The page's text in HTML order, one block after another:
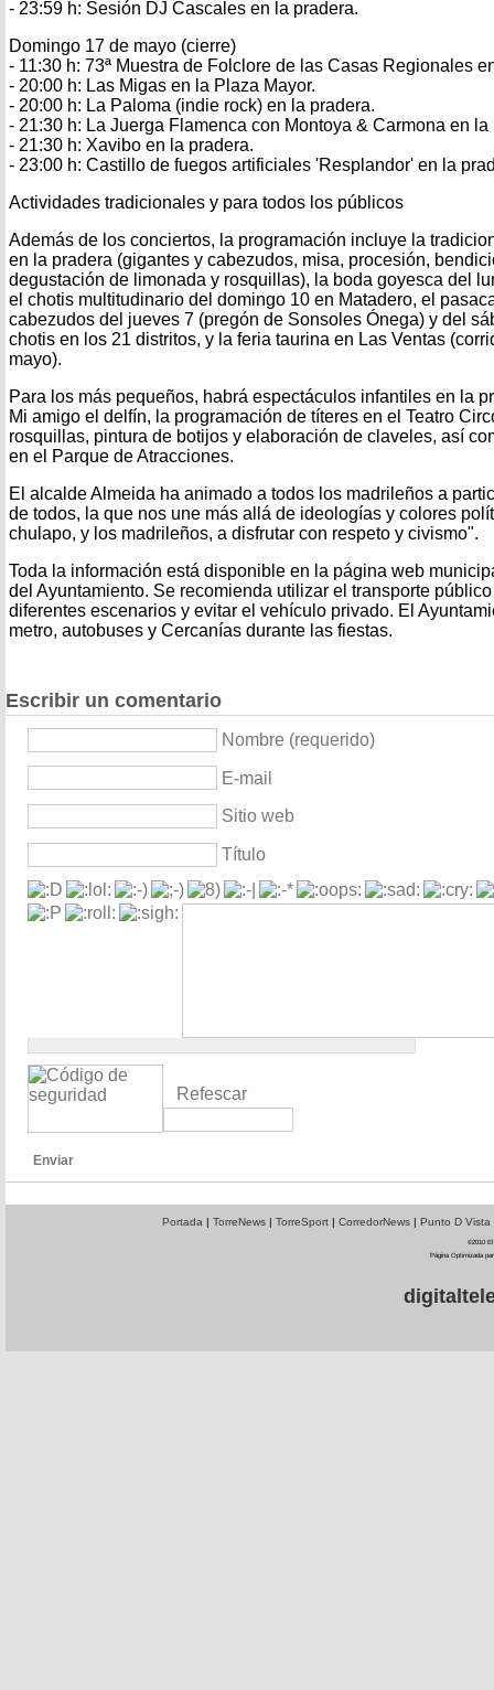
- 23:59 h: Sesión DJ Cascales en la pradera.
Domingo 17 de mayo (cierre)
- 11:30 h: 73ª Muestra de Folclore de las Casas Regionales
- 20:00 h: Las Migas en la Plaza Mayor.
- 20:00 h: La Paloma (indie rock) en la pradera.
- 21:30 h: La Juerga Flamenca con Montoya & Carmona en la
- 21:30 h: Xavibo en la pradera.
- 23:00 h: Castillo de fuegos artificiales 'Resplandor' en la
Actividades tradicionales y para todos los públicos
Además de los conciertos, la programación incluye la
en la pradera (gigantes y cabezudos, misa, procesión,
degustación de limonada y rosquillas), la boda goyesca del
el chotis multitudinario del domingo 10 en Matadero, el
cabezudos del jueves 7 (pregón de Sonsoles Ónega) y del
chotis en los 21 distritos, y la feria taurina en Las Ventas
mayo).
Para los más pequeños, habrá espectáculos infantiles en la
Mi amigo el delfín, la programación de títeres en el Teatro
rosquillas, pintura de botijos y elaboración de claveles, así
en el Parque de Atracciones.
El alcalde Almeida ha animado a todos los madrileños a
de todos, la que nos une más allá de ideologías y colores
chulapo, y los madrileños, a disfrutar con respeto y civismo".
Toda la información está disponible en la página web
del Ayuntamiento. Se recomienda utilizar el transporte
diferentes escenarios y evitar el vehículo privado. El
metro, autobuses y Cercanías durante las fiestas.
Escribir un comentario
Nombre (requerido)
E-mail
Sitio web
Título
Refescar
Enviar
Portada | TorreNews| TorreSport| CorredorNews| Punto D Vista
©2010 El
Página Optimizada